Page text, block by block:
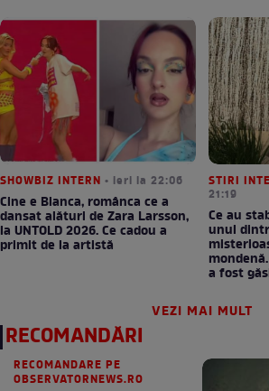
SHOWBIZ INTERN • ieri la 22:06
Cine e Bianca, românca ce a
dansat alături de Zara Larsson,
la UNTOLD 2026. Ce cadou a
primit de la artistă
STIRI
21:19
Ce au
unul
a fost
VEZI MAI MULT
RECOMANDĂRI
RECOMANDARE PE
OBSERVATORNEWS.RO